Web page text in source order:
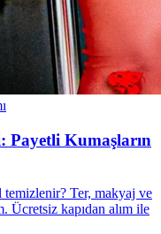
Payetli Kumaşların
Ter, makyaj ve
Ücretsiz kapıdan alım ile